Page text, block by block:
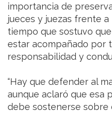
importancia de
jueces y juezas frente
tiempo que sostuvo
estar acompañado por
responsabilidad y
“Hay que defender al
aunque aclaró que esa
debe sostenerse sobre